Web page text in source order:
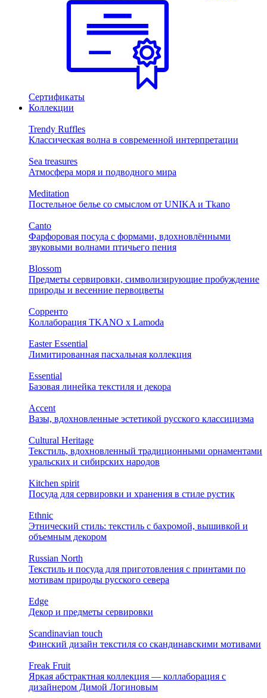
Сертификаты
Коллекции
Trendy Ruffles
Классическая волна в современной интерпретации
Sea treasures
Атмосфера моря и подводного мира
Meditation
Постельное белье со смыслом от UNIKA и Tkano
Canto
Фарфоровая посуда с формами, вдохновлёнными
звуковыми волнами птичьего пения
Blossom
Предметы сервировки, символизирующие пробуждение
природы и весенние первоцветы
Сорренто
Коллаборация TKANO х Lamoda
Easter Essential
Лимитированная пасхальная коллекция
Essential
Базовая линейка текстиля и декора
Accent
Вазы, вдохновленные эстетикой русского классицизма
Cultural Heritage
Текстиль, вдохновленный традиционными орнаментами
уральских и сибирских народов
Kitchen spirit
Посуда для сервировки и хранения в стиле рустик
Ethnic
Этнический стиль: текстиль с бахромой, вышивкой и
объемным декором
Russian North
Текстиль и посуда для приготовления с принтами по
мотивам природы русского севера
Edge
Декор и предметы сервировки
Scandinavian touch
Финский дизайн текстиля со скандинавскими мотивами
Freak Fruit
Яркая абстрактная коллекция — коллаборация с
дизайнером Димой Логиновым